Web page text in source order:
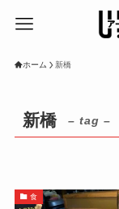
ホーム 新橋
新橋 – tag –
食